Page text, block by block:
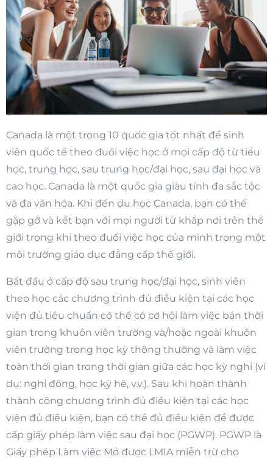
Canada là một trong 10 quốc gia tốt nhất để sinh
viên quốc tế theo đuổi việc học ở mọi cấp độ từ tiểu
học, trung học, sau trung học/đại học, sau đại học và
cao học. Canada là một quốc gia giàu tính đa sắc tộc
và đa văn hóa. Khi đến du học Canada, bạn có thể
gặp gỡ và kết bạn với mọi người từ khắp nơi trên thế
giới trong khi theo đuổi việc học của mình trong một
môi trường giáo dục đẳng cấp thế giới.
Bắt đầu ở cấp độ sau trung học/đại học, sinh viên
theo học các chương trình đủ điều kiện tại các học
viện đủ tiêu chuẩn có thể có cơ hội làm việc bán thời
gian trong khuôn viên trường và/hoặc ngoài khuôn
viên trường trong học kỳ thông thường và làm việc
toàn thời gian trong thời gian giữa các học kỳ nghỉ (ví
dụ: nghỉ đông, học kỳ hè, v.v.). Sau khi hoàn thành
thành công chương trình đủ điều kiện tại các học
viện đủ điều kiện, bạn có thể đủ điều kiện để được
cấp giấy phép làm việc sau đại học (PGWP). PGWP là
Giấy phép Làm việc Mở được LMIA miễn trừ cho